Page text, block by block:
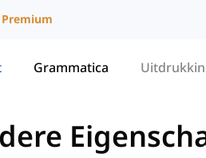
Premium
Grammatica